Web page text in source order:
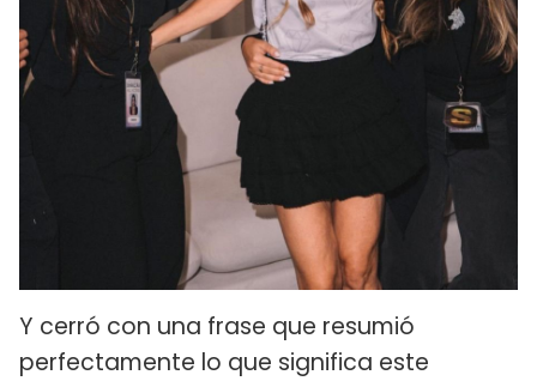
Y cerró con una frase que resumió
perfectamente lo que significa este